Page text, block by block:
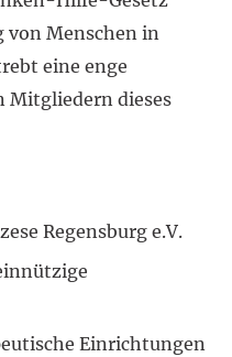
von Menschen in
eine enge
Mitgliedern dieses
Regensburg e.V.
Einrichtungen